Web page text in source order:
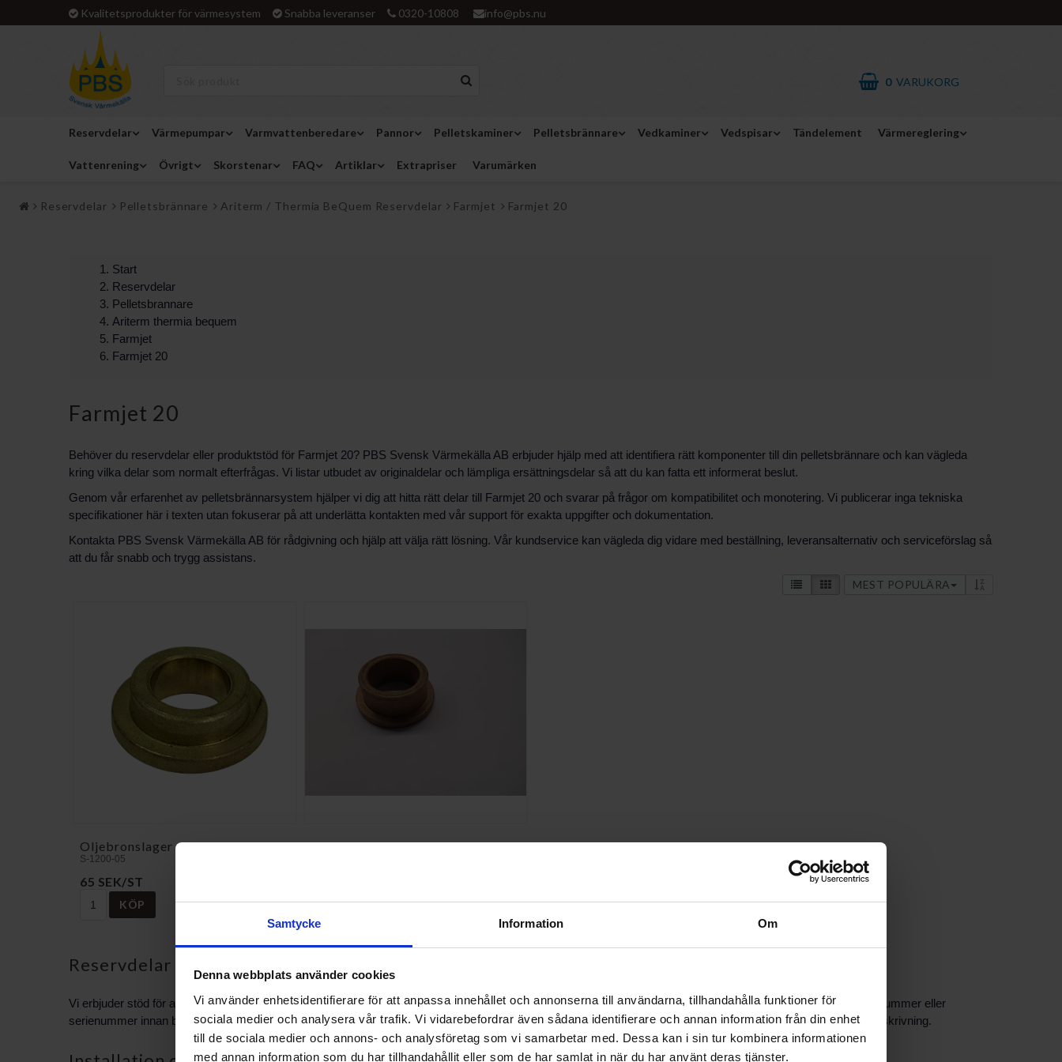
Samtycke Information Om
Denna webbplats använder cookies
Vi använder enhetsidentifierare för att anpassa innehållet och annonserna till användarna, tillhandahålla funktioner för
sociala medier och analysera vår trafik. Vi vidarebefordrar även sådana identifierare och annan information från din enhet
till de sociala medier och annons- och analysföretag som vi samarbetar med. Dessa kan i sin tur kombinera informationen
med annan information som du har tillhandahållit eller som de har samlat in när du har använt deras tjänster.
Kvalitetsprodukter för värmesystem Snabba leveranser 0320-10808 info@pbs.nu
0 VARUKORG
Reservdelar Värmepumpar Varmvattenberedare Pannor Pelletskaminer Pelletsbrännare Vedkaminer Vedspisar Tändelement Värmereglering
Vattenrening Övrigt Skorstenar FAQ Artiklar Extrapriser Varumärken
Reservdelar Pelletsbrännare Ariterm / Thermia BeQuem Reservdelar Farmjet Farmjet 20
Start
Reservdelar
Pelletsbrannare
Ariterm thermia bequem
Farmjet
Farmjet 20
Farmjet 20
Behöver du reservdelar eller produktstöd för Farmjet 20? PBS Svensk Värmekälla AB erbjuder hjälp med att identifiera rätt komponenter till din pelletsbrännare och kan vägleda
kring vilka delar som normalt efterfrågas. Vi listar utbudet av originaldelar och lämpliga ersättningsdelar så att du kan fatta ett informerat beslut.
Genom vår erfarenhet av pelletsbrännarsystem hjälper vi dig att hitta rätt delar till Farmjet 20 och svarar på frågor om kompatibilitet och monotering. Vi publicerar inga tekniska
specifikationer här i texten utan fokuserar på att underlätta kontakten med vår support för exakta uppgifter och dokumentation.
Kontakta PBS Svensk Värmekälla AB för rådgivning och hjälp att välja rätt lösning. Vår kundservice kan vägleda dig vidare med beställning, leveransalternativ och serviceförslag så
att du får snabb och trygg assistans.
MEST POPULÄRA
Oljebronslager 12x18x8
S-1200-05
65 SEK/ST
KÖP
Oljebronslager 18x24x12
KÖP
Reservdelar och kompatibilitet
Vi erbjuder stöd för att identifiera vilka reservdelar som passar din Farmjet 20. Eftersom modeller och utföranden kan variera är det viktigt att kontrollera artikelnummer eller
serienummer innan beställning. PBS Svensk Värmekälla AB kan hjälpa till att verifiera kompatibilitet och föreslå lämpliga original- eller reservdelar utifrån din beskrivning.